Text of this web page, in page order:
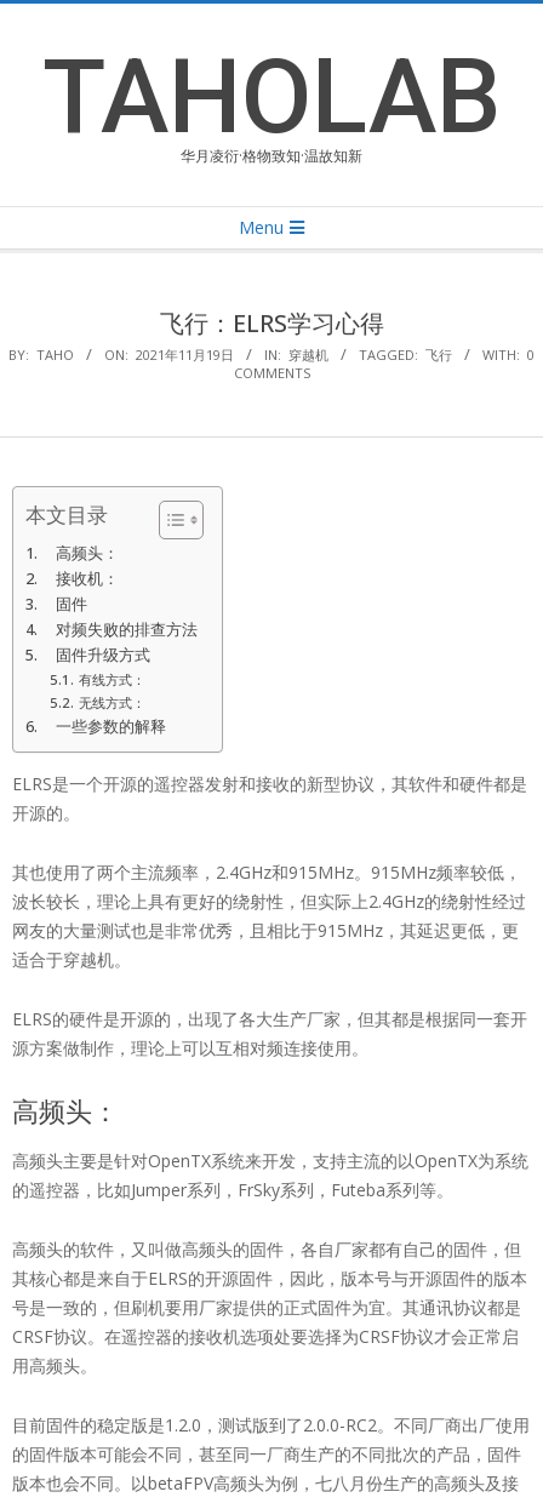
contentTAHOLAB
华月凌衍·格物致知·温故知新
Navigation
Menu
飞行：ELRS学习心得
BY: TAHO ON: 2021年11月19日 IN: 穿越机 TAGGED: 飞行 WITH: 0
COMMENTS
本文目录
高频头：
接收机：
固件
对频失败的排查方法
固件升级方式
有线方式：
无线方式：
一些参数的解释
ELRS是一个开源的遥控器发射和接收的新型协议，其软件和硬件都是
开源的。
其也使用了两个主流频率，2.4GHz和915MHz。915MHz频率较低，
波长较长，理论上具有更好的绕射性，但实际上2.4GHz的绕射性经过
网友的大量测试也是非常优秀，且相比于915MHz，其延迟更低，更
适合于穿越机。
ELRS的硬件是开源的，出现了各大生产厂家，但其都是根据同一套开
源方案做制作，理论上可以互相对频连接使用。
高频头：
高频头主要是针对OpenTX系统来开发，支持主流的以OpenTX为系统
的遥控器，比如Jumper系列，FrSky系列，Futeba系列等。
高频头的软件，又叫做高频头的固件，各自厂家都有自己的固件，但
其核心都是来自于ELRS的开源固件，因此，版本号与开源固件的版本
号是一致的，但刷机要用厂家提供的正式固件为宜。其通讯协议都是
CRSF协议。在遥控器的接收机选项处要选择为CRSF协议才会正常启
用高频头。
目前固件的稳定版是1.2.0，测试版到了2.0.0-RC2。不同厂商出厂使用
的固件版本可能会不同，甚至同一厂商生产的不同批次的产品，固件
版本也会不同。以betaFPV高频头为例，七八月份生产的高频头及接